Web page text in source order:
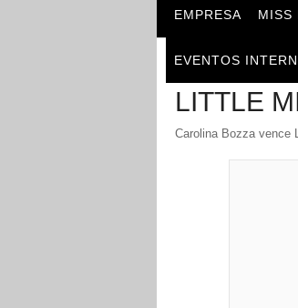
EMPRESA MISS
EVENTOS
LITTLE
Carolina Bozza vence